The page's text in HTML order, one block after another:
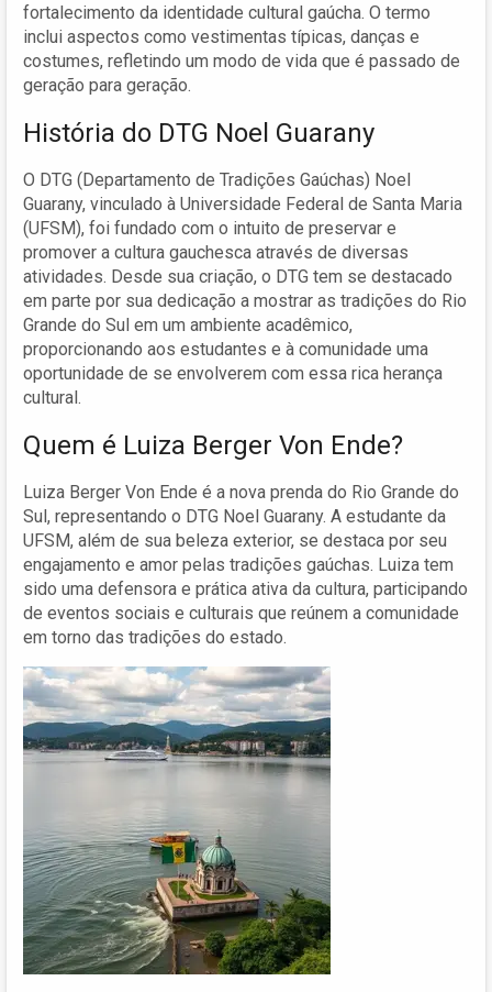
fortalecimento da identidade cultural gaúcha. O termo
inclui aspectos como vestimentas típicas, danças e
costumes, refletindo um modo de vida que é passado de
geração para geração.
História do DTG Noel Guarany
O DTG (Departamento de Tradições Gaúchas) Noel
Guarany, vinculado à Universidade Federal de Santa Maria
(UFSM), foi fundado com o intuito de preservar e
promover a cultura gauchesca através de diversas
atividades. Desde sua criação, o DTG tem se destacado
em parte por sua dedicação a mostrar as tradições do Rio
Grande do Sul em um ambiente acadêmico,
proporcionando aos estudantes e à comunidade uma
oportunidade de se envolverem com essa rica herança
cultural.
Quem é Luiza Berger Von Ende?
Luiza Berger Von Ende é a nova prenda do Rio Grande do
Sul, representando o DTG Noel Guarany. A estudante da
UFSM, além de sua beleza exterior, se destaca por seu
engajamento e amor pelas tradições gaúchas. Luiza tem
sido uma defensora e prática ativa da cultura, participando
de eventos sociais e culturais que reúnem a comunidade
em torno das tradições do estado.